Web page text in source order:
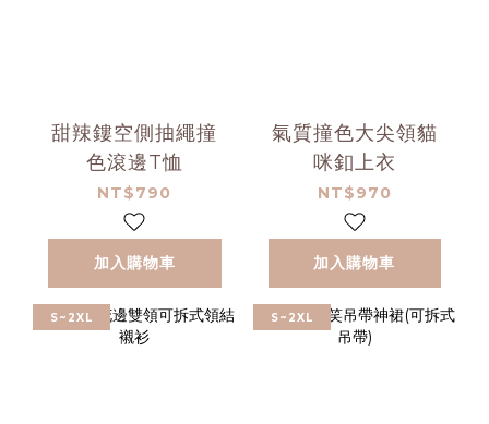
甜辣鏤空側抽繩撞
色滾邊T恤
NT$790
加入購物車
氣質撞色大尖領貓
咪釦上衣
NT$970
加入購物車
S~2XL S~2XL